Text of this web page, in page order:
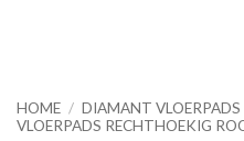
HOME / DIAMANT
VLOERPADS RECHTHOEKIG